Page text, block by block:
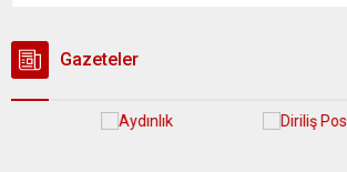
Gazeteler